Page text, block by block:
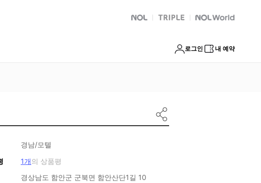
NOL 트리플 Global Interpark
로그인 내 예약
경남/모텔
1개의 상품평
경상남도 함안군 군북면 함안산단1길 10